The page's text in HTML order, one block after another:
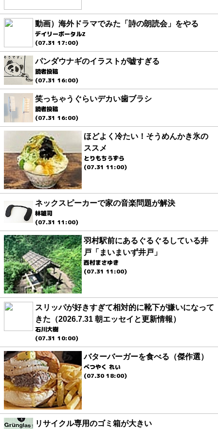
動画）海外ドラマでみた「詩の朗読会」をやる
デイリーポータルZ
(07.31 17:00)
パンダウナギのイラストが嘘すぎる
読者投稿
(07.31 16:00)
笑っちゃうぐらいデカい歯ブラシ
読者投稿
(07.31 16:00)
ほどよく冷たい！そうめんかき氷の
ススメ
とりもちうずら
(07.31 11:00)
ネックスピーカーで家の音楽問題が解決
林雄司
(07.31 11:00)
羽村駅前にあるぐるぐるしている井
戸「まいまいず井戸」
西村まさゆき
(07.31 11:00)
スリッパが好きすぎて相対的に靴下が嫌いになって
きた（2026.7.31 朝エッセイと更新情報）
石川大樹
(07.31 10:00)
バターバーガーを食べる（傑作選）
べつやく れい
(07.30 18:00)
リサイクル専用のゴミ箱が大きい